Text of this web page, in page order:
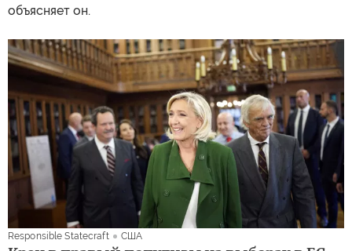
объясняет он.
Responsible Statecraft США